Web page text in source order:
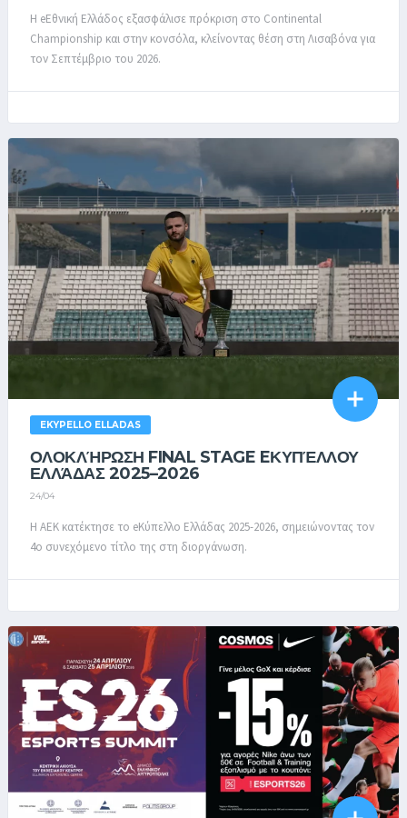
Η eΕθνική Ελλάδος εξασφάλισε πρόκριση στο Continental
Championship και στην κονσόλα, κλείνοντας θέση στη Λισαβόνα για
τον Σεπτέμβριο του 2026.
EKYPELLO ELLADAS
ΟΛΟΚΛΉΡΩΣΗ FINAL STAGE EΚΥΠΈΛΛΟΥ
ΕΛΛΆΔΑΣ 2025–2026
24/04
Η ΑΕΚ κατέκτησε το eΚύπελλο Ελλάδας 2025-2026, σημειώνοντας τον
4ο συνεχόμενο τίτλο της στη διοργάνωση.